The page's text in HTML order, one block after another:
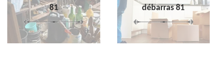
81
débarras 81